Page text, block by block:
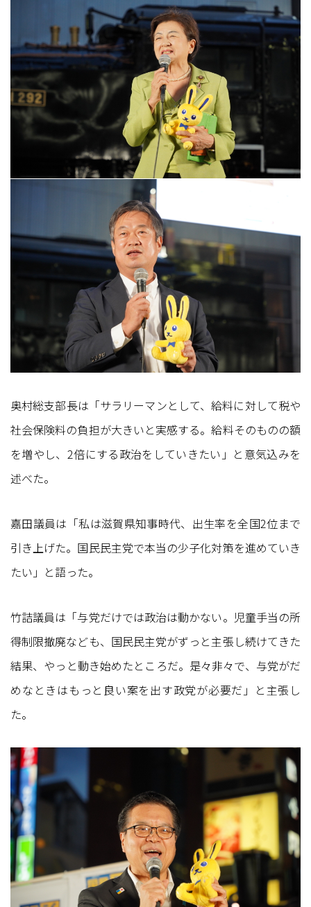
奥村総支部長は「サラリーマンとして、給料に対して税や
社会保険料の負担が大きいと実感する。給料そのものの額
を増やし、2倍にする政治をしていきたい」と意気込みを
述べた。
嘉田議員は「私は滋賀県知事時代、出生率を全国2位まで
引き上げた。国民民主党で本当の少子化対策を進めていき
たい」と語った。
竹詰議員は「与党だけでは政治は動かない。児童手当の所
得制限撤廃なども、国民民主党がずっと主張し続けてきた
結果、やっと動き始めたところだ。是々非々で、与党がだ
めなときはもっと良い案を出す政党が必要だ」と主張し
た。